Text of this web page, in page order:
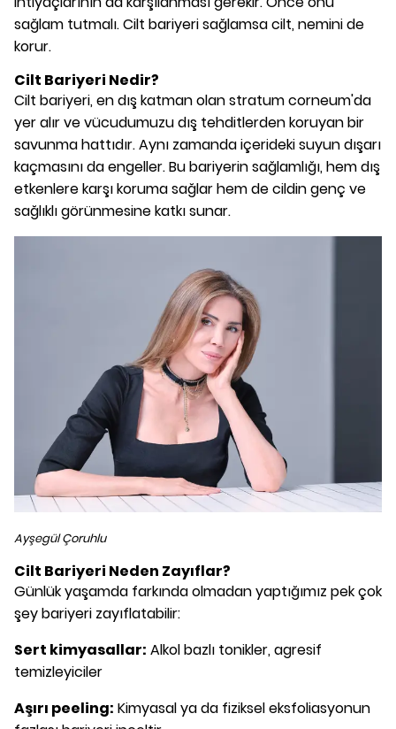
sağlam tutmalı. Cilt bariyeri sağlamsa cilt, nemini de
korur.
Cilt Bariyeri Nedir?
Cilt bariyeri, en dış katman olan stratum corneum'da
yer alır ve vücudumuzu dış tehditlerden koruyan bir
savunma hattıdır. Aynı zamanda içerideki suyun dışarı
kaçmasını da engeller. Bu bariyerin sağlamlığı, hem dış
etkenlere karşı koruma sağlar hem de cildin genç ve
sağlıklı görünmesine katkı sunar.
Ayşegül Çoruhlu
Cilt Bariyeri Neden Zayıflar?
Günlük yaşamda farkında olmadan yaptığımız pek çok
şey bariyeri zayıflatabilir:
Sert kimyasallar: Alkol bazlı tonikler, agresif
temizleyiciler
Aşırı peeling: Kimyasal ya da fiziksel eksfoliasyonun